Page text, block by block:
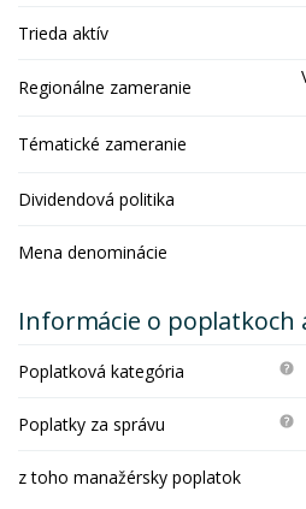
Trieda aktív
Regionálne zameranie
Tématické zameranie
Dividendová politika
Mena denominácie
Informácie o poplatkoch
Poplatková kategória
Poplatky za správu
z toho manažérsky poplatok